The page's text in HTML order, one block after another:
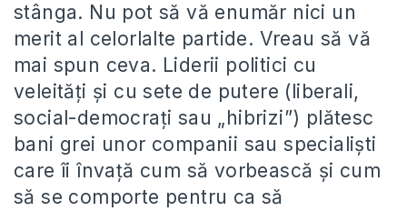
stânga. Nu pot să vă enumăr nici un
merit al celorlalte partide. Vreau să vă
mai spun ceva. Liderii politici cu
veleităţi şi cu sete de putere (liberali,
social-democraţi sau „hibrizi”) plătesc
bani grei unor companii sau specialişti
care îi învaţă cum să vorbească şi cum
să se comporte pentru ca să